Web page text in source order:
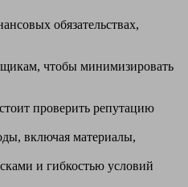
обязательствах,
чтобы минимизировать
проверить репутацию
включая материалы,
и гибкостью условий